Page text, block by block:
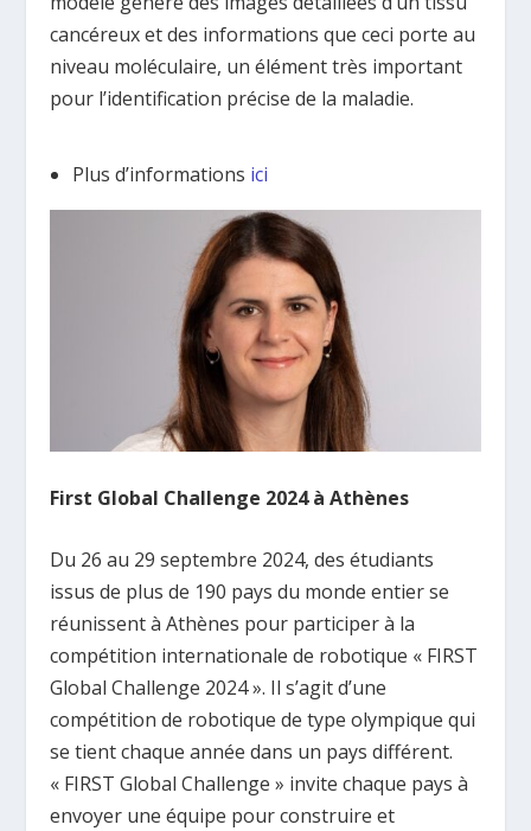
cancéreux et des informations que ceci porte au
niveau moléculaire, un élément très important
pour l’identification précise de la maladie.
Plus d’informations ici
First Global Challenge 2024 à Athènes
Du 26 au 29 septembre 2024, des étudiants
issus de plus de 190 pays du monde entier se
réunissent à Athènes pour participer à la
compétition internationale de robotique « FIRST
Global Challenge 2024 ». Il s’agit d’une
compétition de robotique de type olympique qui
se tient chaque année dans un pays différent.
« FIRST Global Challenge » invite chaque pays à
envoyer une équipe pour construire et